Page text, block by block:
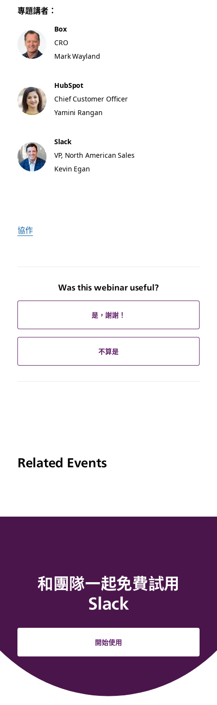
專題講者：
Box
CRO
Mark Wayland
HubSpot
Chief Customer Officer
Yamini Rangan
Slack
VP, North American Sales
Kevin Egan
協作
Was this webinar useful?
是，謝謝！
不算是
Related Events
和團隊一起免費試用
Slack
開始使用